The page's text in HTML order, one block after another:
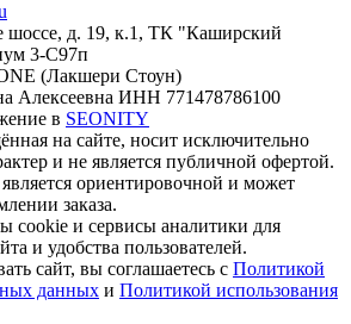
шоссе, д. 19, к.1, ТК "Каширский
3-С97п
(Лакшери Стоун)
Алексеевна ИНН 771478786100
в SEONITY
на сайте, носит исключительно
и не является публичной офертой.
ориентировочной и может
заказа.
cookie и сервисы аналитики для
и удобства пользователей.
сайт, вы соглашаетесь с Политикой
данных и Политикой использования